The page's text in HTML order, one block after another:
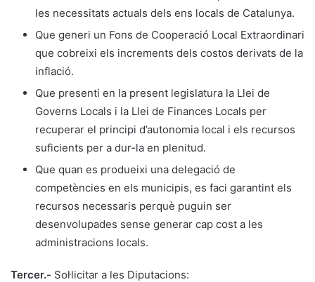
les necessitats actuals dels ens locals de Catalunya.
Que generi un Fons de Cooperació Local Extraordinari
que cobreixi els increments dels costos derivats de la
inflació.
Que presenti en la present legislatura la Llei de
Governs Locals i la Llei de Finances Locals per
recuperar el principi d’autonomia local i els recursos
suficients per a dur-la en plenitud.
Que quan es produeixi una delegació de
competències en els municipis, es faci garantint els
recursos necessaris perquè puguin ser
desenvolupades sense generar cap cost a les
administracions locals.
Tercer.- Sol·licitar a les Diputacions: